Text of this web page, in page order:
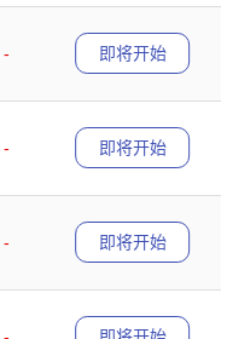
-
即将开始
-
即将开始
-
即将开始